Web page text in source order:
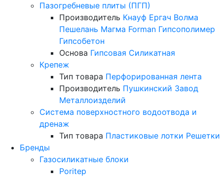
Пазогребневые плиты (ПГП)
Производитель Кнауф Ергач Волма
Пешелань Магма Forman Гипсополимер
Гипсобетон
Основа Гипсовая Силикатная
Крепеж
Тип товара Перфорированная лента
Производитель Пушкинский Завод
Металлоизделий
Система поверхностного водоотвода и
дренаж
Тип товара Пластиковые лотки Решетки
Бренды
Газосиликатные блоки
Poritep